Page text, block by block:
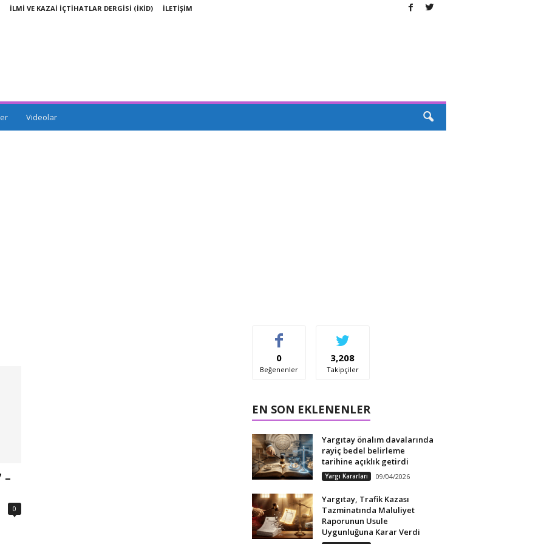
İLMİ VE KAZAİ İÇTİHATLAR DERGİSİ (İKİD) İLETİŞİM
Videolar
–
0
0
Beğenenler
3,208
Takipçiler
EN SON EKLENENLER
Yargıtay önalım davalarında
rayiç bedel belirleme
tarihine açıklık getirdi
Yargı Kararları 09/04/2026
Yargıtay, Trafik Kazası
Tazminatında Maluliyet
Raporunun Usule
Uygunluğuna Karar Verdi